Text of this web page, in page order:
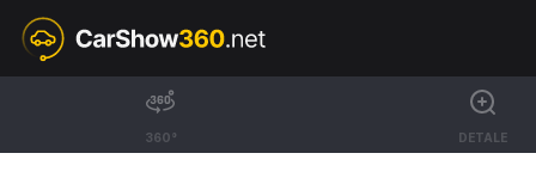
360° DETALE
Ford Mustang Mach-E